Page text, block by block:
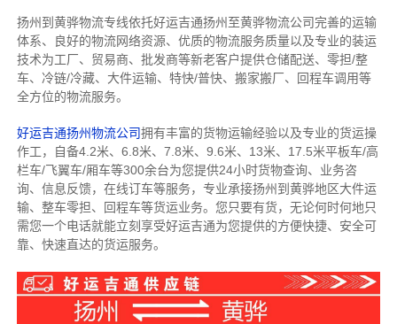
扬州到黄骅物流专线依托好运吉通扬州至黄骅物流公司完善的运输
体系、良好的物流网络资源、优质的物流服务质量以及专业的装运
技术为工厂、贸易商、批发商等新老客户提供仓储配送、零担/整
车、冷链/冷藏、大件运输、特快/普快、搬家搬厂、回程车调用等
全方位的物流服务。
好运吉通扬州物流公司拥有丰富的货物运输经验以及专业的货运操
作工，自备4.2米、6.8米、7.8米、9.6米、13米、17.5米平板车/高
栏车/飞翼车/厢车等300余台为您提供24小时货物查询、业务咨
询、信息反馈，在线订车等服务， 专业承接扬州到黄骅地区大件运
输、整车零担、回程车等货运业务。 您只要有货，无论何时何地只
需您一个电话就能立刻享受好运吉通为您提供的方便快捷、安全可
靠、快速直达的货运服务。